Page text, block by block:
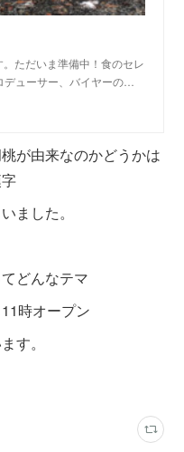
ただいま準備中！食のセレ
ューサー、バイヤーの…
が由来なのかどうかは
ました。
どんなテマ
時オープン
す。